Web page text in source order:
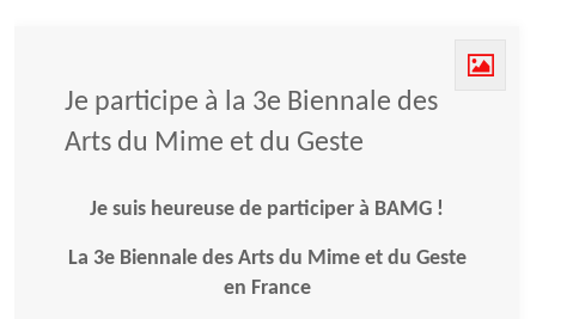
Je participe à la 3e Biennale des
Arts du Mime et du Geste
Je suis heureuse de participer à BAMG !
La 3e Biennale des Arts du Mime et du Geste
en France